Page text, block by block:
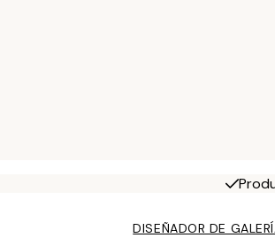
DISEÑADOR DE